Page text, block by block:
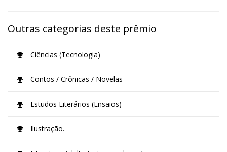
Outras categorias deste prêmio
Ciências (Tecnologia)
Contos / Crônicas / Novelas
Estudos Literários (Ensaios)
Ilustração.